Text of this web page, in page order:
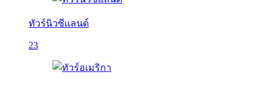
ทัวร์นิวซีแลนด์
23